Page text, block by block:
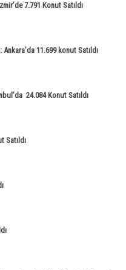
7.791 Konut Satıldı
11.699 konut Satıldı
24.084 Konut Satıldı
Satıldı